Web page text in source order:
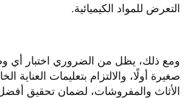
التعرض للمواد الكيميائية.
ومع ذلك، يظل من الضروري اختبار أي
صغيرة أولًا، والالتزام بتعليمات العناية
الأثاث والمفروشات، لضمان تحقيق أفضل